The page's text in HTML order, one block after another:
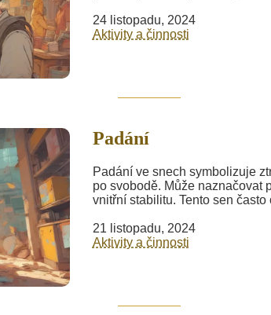
24 listopadu, 2024
Aktivity a činnosti
Padání
Padání ve snech symbolizuje
po svobodě. Může naznačovat
vnitřní stabilitu. Tento sen
21 listopadu, 2024
Aktivity a činnosti